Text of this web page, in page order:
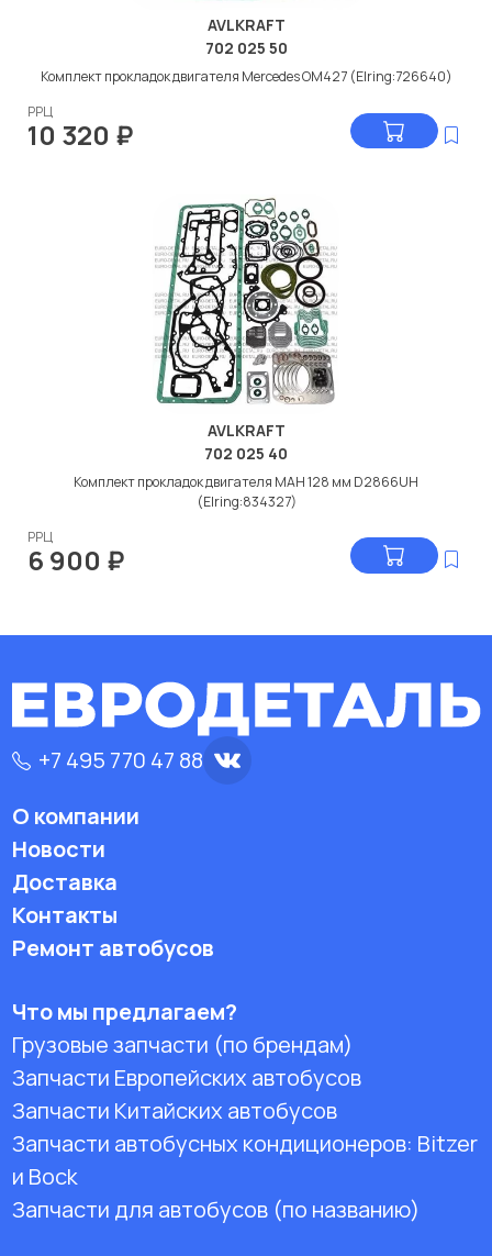
AVLKRAFT
702 025 50
Комплект прокладок двигателя Мercedes ОМ427 (Elring:726640)
РРЦ
10 320 ₽
AVLKRAFT
702 025 40
Комплект прокладок двигателя МАН 128 мм D2866UH
(Elring:834327)
РРЦ
6 900 ₽
+7 495 770 47 88
О компании
Новости
Доставка
Контакты
Ремонт автобусов
Что мы предлагаем?
Грузовые запчасти (по брендам)
Запчасти Европейских автобусов
Запчасти Китайских автобусов
Запчасти автобусных кондиционеров: Bitzer
и Bock
Запчасти для автобусов (по названию)